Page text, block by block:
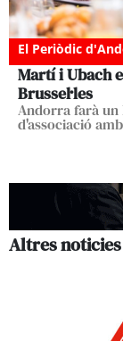
El Periòdic
Martí i Ubach
Brussel·les
Andorra farà un
d'associació
Altres noticies